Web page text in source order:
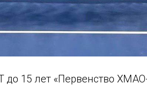
15 лет «Первенство